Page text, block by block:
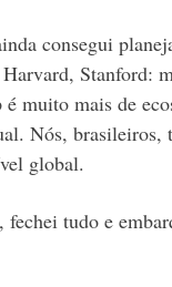
consegui
Stanford:
é muito mais de
Nós, brasileiros,
global.
tudo e